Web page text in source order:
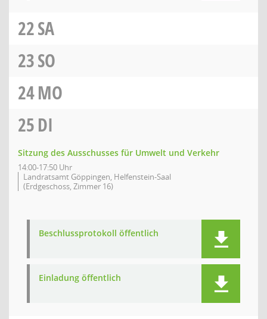
22SA
23SO
24MO
25DI
Sitzung des Ausschusses für Umwelt und Verkehr
14:00-17:50 Uhr
Landratsamt Göppingen, Helfenstein-Saal
(Erdgeschoss, Zimmer 16)
Beschlussprotokoll öffentlich
Einladung öffentlich